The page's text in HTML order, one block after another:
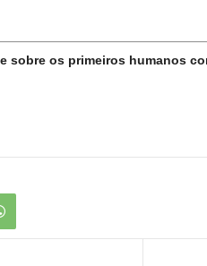
sobre os primeiros humanos